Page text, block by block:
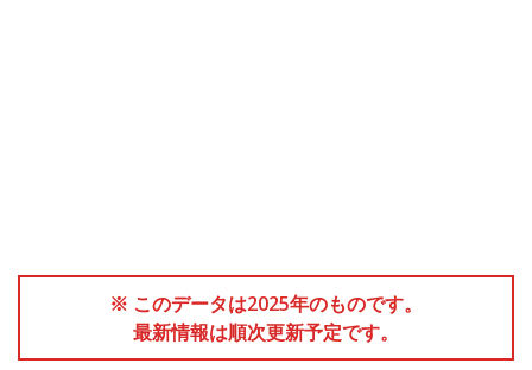
※ このデータは2025年のものです。
最新情報は順次更新予定です。